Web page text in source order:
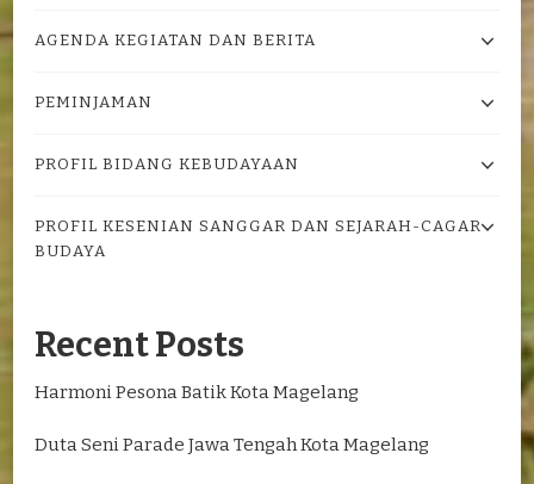
AGENDA KEGIATAN DAN BERITA
PEMINJAMAN
PROFIL BIDANG KEBUDAYAAN
PROFIL KESENIAN SANGGAR DAN SEJARAH-CAGAR
BUDAYA
Recent Posts
Harmoni Pesona Batik Kota Magelang
Duta Seni Parade Jawa Tengah Kota Magelang